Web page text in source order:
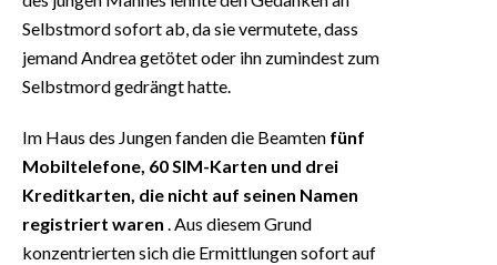
Selbstmord sofort ab, da sie vermutete, dass
jemand Andrea getötet oder ihn zumindest zum
Selbstmord gedrängt hatte.
Im Haus des Jungen fanden die Beamten fünf
Mobiltelefone, 60 SIM-Karten und drei
Kreditkarten, die nicht auf seinen Namen
registriert waren . Aus diesem Grund
konzentrierten sich die Ermittlungen sofort auf